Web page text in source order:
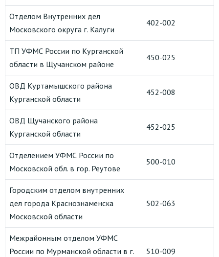
Отделом Внутренних дел
Московского округа г. Калуги
402-002
ТП УФМС России по Курганской
области в Щучанском районе
450-025
ОВД Куртамышского района
Курганской области
452-008
ОВД Щучанского района
Курганской области
452-025
Отделением УФМС России по
Московской обл. в гор. Реутове
500-010
Городским отделом внутренних
дел города Краснознаменска
Московской области
502-063
Межрайонным отделом УФМС
России по Мурманской области в г.
510-009